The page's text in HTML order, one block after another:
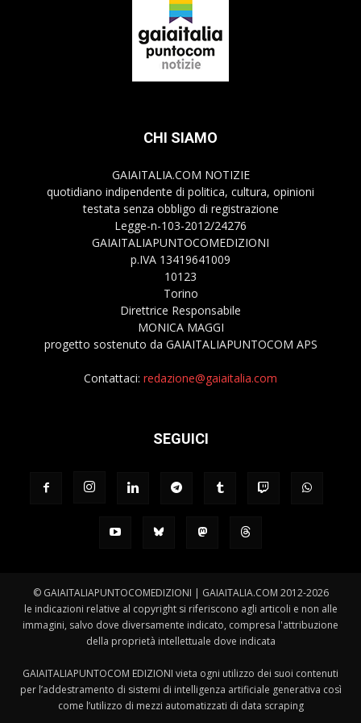
CHI SIAMO
GAIAITALIA.COM NOTIZIE
quotidiano indipendente di politica, cultura, opinioni
testata senza obbligo di registrazione
Legge-n-103-2012/24276
GAIAITALIAPUNTOCOMEDIZIONI
p.IVA 13419641009
10123
Torino
Direttrice Responsabile
MONICA MAGGI
progetto sostenuto da GAIAITALIAPUNTOCOM APS
Contattaci: redazione@gaiaitalia.com
SEGUICI
© GAIAITALIAPUNTOCOMEDIZIONI | GAIAITALIA.COM 2012-2026
le indicazioni relative al copyright si riferiscono agli articoli e non alle
immagini, salvo dove diversamente indicato, compresa l'attribuzione
della proprietà intellettuale dove indicata
GAIAITALIAPUNTOCOM EDIZIONI vieta ogni utilizzo dei suoi contenuti
per l’addestramento di sistemi di intelligenza artificiale generativa così
come l’utilizzo di mezzi automatizzati di data scraping